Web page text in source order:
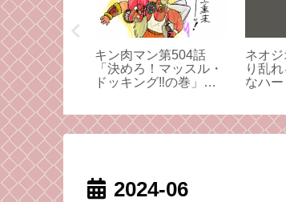
「聖闘士星
ド編」と一
向き合って
の1
キン肉マン第504話
「決めろ！マッスル・
ドッキング‼の巻」感
ネオ
り乱
なハ
2024-06